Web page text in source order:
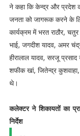
ने कहा कि केन्द्र और प्रदेश
जनता को जागरूक करने के
कार्यक्रम में भरत राठौर,
भाई, जगदीश यादव, अमर
हीरालाल यादव, सरजू प्रसाद
शफीक खां, जितेन्द्र
थे।
कलेक्टर ने शिकायतों का
निर्देश